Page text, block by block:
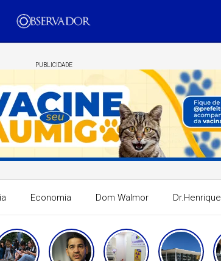
PUBLICIDADE
Economia Dom Walmor Dr.Henrique